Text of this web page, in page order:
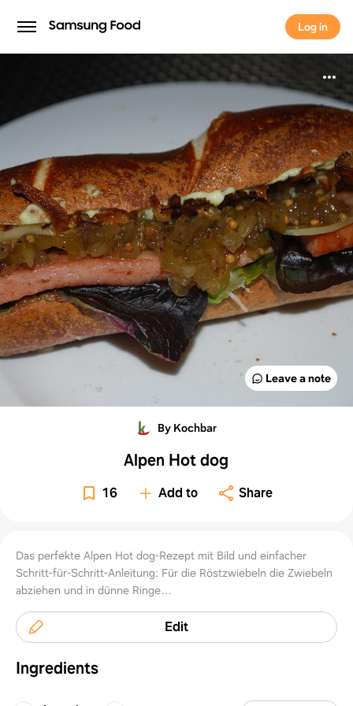
Log in
Log in
Leave a note
By Kochbar
Alpen Hot dog
16 Add to Share
Das perfekte Alpen Hot dog-Rezept mit Bild und einfacher
Schritt-für-Schritt-Anleitung: Für die Röstzwiebeln die Zwiebeln
abziehen und in dünne Ringe…
Edit
Ingredients